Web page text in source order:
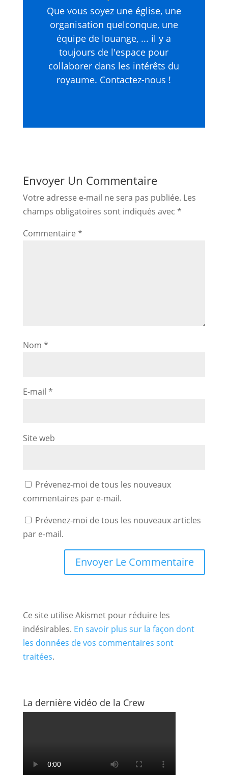
Que vous soyez une église, une
organisation quelconque, une
équipe de louange, ... il y a
toujours de l'espace pour
collaborer dans les intérêts du
royaume. Contactez-nous !
Envoyer Un Commentaire
Votre adresse e-mail ne sera pas publiée. Les
champs obligatoires sont indiqués avec *
Commentaire *
Nom *
E-mail *
Site web
Prévenez-moi de tous les nouveaux
commentaires par e-mail.
Prévenez-moi de tous les nouveaux articles
par e-mail.
Ce site utilise Akismet pour réduire les
indésirables. En savoir plus sur la façon dont
les données de vos commentaires sont
traitées.
La dernière vidéo de la Crew